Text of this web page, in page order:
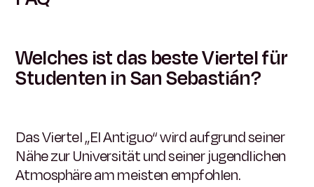
Welches ist das beste Viertel für
Studenten in San Sebastián?
Das Viertel „El Antiguo“ wird aufgrund seiner
Nähe zur Universität und seiner jugendlichen
Atmosphäre am meisten empfohlen.